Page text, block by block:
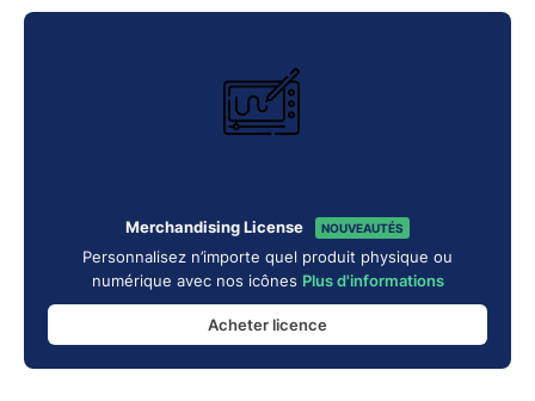
Merchandising License NOUVEAUTÉS
Personnalisez n’importe quel produit physique ou
numérique avec nos icônes Plus d'informations
Acheter licence